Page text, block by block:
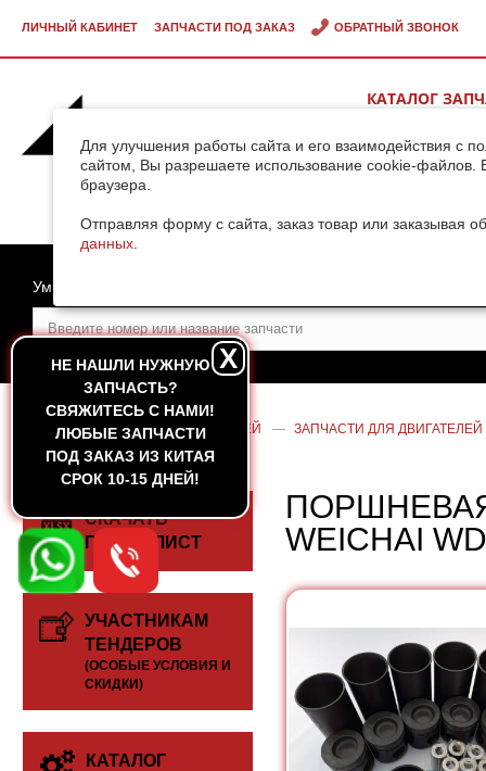
Для улучшения работы сайта и его взаимодействия с
сайтом, Вы разрешаете использование cookie-файлов.
браузера.
Отправляя форму с сайта, заказ товар или заказывая
данных
ЛИЧНЫЙ КАБИНЕТ ЗАПЧАСТИ ПОД ЗАКАЗ ОБРАТНЫЙ ЗВОНОК
КАТАЛОГ
НЕ НАШЛИ НУЖНУЮ
ЗАПЧАСТЬ?
CВЯЖИТЕСЬ С НАМИ!
ЛЮБЫЕ ЗАПЧАСТИ
ПОД ЗАКАЗ ИЗ КИТАЯ
СРОК 10-15 ДНЕЙ!
X
Умный поиск
ГЛАВНАЯ — КАТАЛОГ ЗАПЧАСТЕЙ — ЗАПЧАСТИ ДЛЯ ДВИГАТЕЛЕЙ
WEICHAI WD615/WD10 (HUATAI)
СКАЧАТЬ
ПРАЙС-ЛИСТ
УЧАСТНИКАМ
ТЕНДЕРОВ
(ОСОБЫЕ УСЛОВИЯ И
СКИДКИ)
КАТАЛОГ
WEICHAI